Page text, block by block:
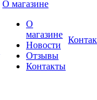
О магазине
О
магазине
Новости
Отзывы
Контакты